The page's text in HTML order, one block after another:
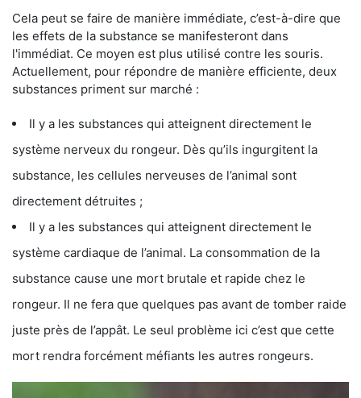
Cela peut se faire de manière immédiate, c’est-à-dire que
les effets de la substance se manifesteront dans
l'immédiat. Ce moyen est plus utilisé contre les souris.
Actuellement, pour répondre de manière efficiente, deux
substances priment sur marché :
Il y a les substances qui atteignent directement le
système nerveux du rongeur. Dès qu’ils ingurgitent la
substance, les cellules nerveuses de l’animal sont
directement détruites ;
Il y a les substances qui atteignent directement le
système cardiaque de l’animal. La consommation de la
substance cause une mort brutale et rapide chez le
rongeur. Il ne fera que quelques pas avant de tomber raide
juste près de l’appât. Le seul problème ici c’est que cette
mort rendra forcément méfiants les autres rongeurs.